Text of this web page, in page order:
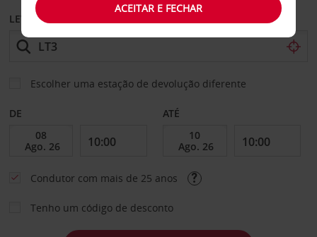
LEVANTAR EM
Escolher uma estação de devolução diferente
DE ATÉ
Condutor com mais de 25 anos
Tenho um código de desconto
ACEITAR E FECHAR